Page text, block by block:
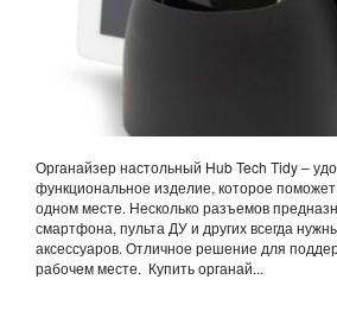
Органайзер настольный Hub Tech Tidy –
функциональное изделие, которое
одном месте. Несколько разъемов
смартфона, пульта ДУ и других всегда
аксессуаров. Отличное решение для
рабочем месте. Купить органай...